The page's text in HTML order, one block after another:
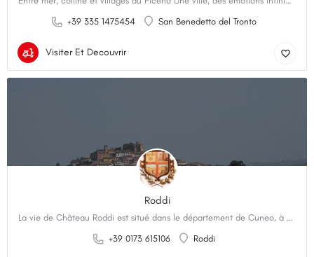
+39 335 1475454
San Benedetto del Tronto
Visiter Et Decouvrir
Roddi
La vie de Château Roddi est situé dans le département de Cuneo, à quelques kilomètres de la ville…
+39 0173 615106
Roddi